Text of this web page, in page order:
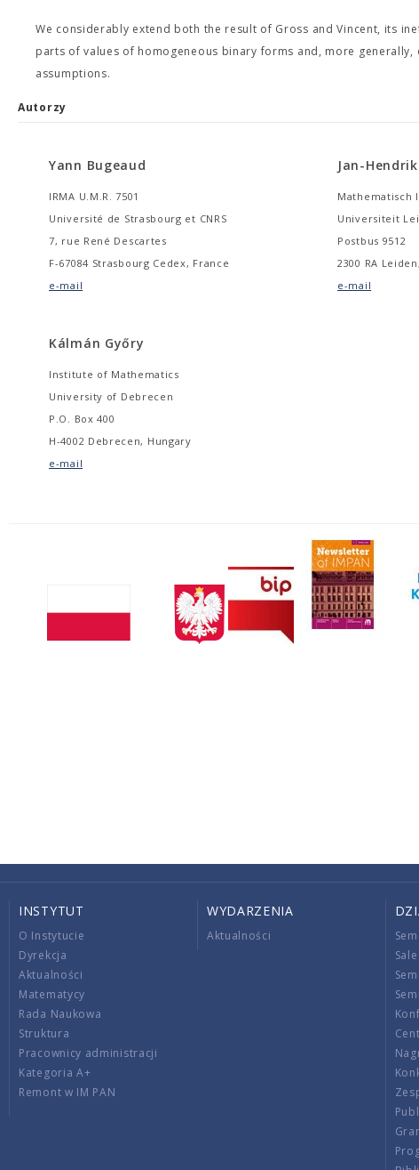
We considerably extend both the result of Gross and Vincent, its
parts of values of homogeneous binary forms and, more
assumptions.
Autorzy
Yann Bugeaud
IRMA U.M.R. 7501
Université de Strasbourg et CNRS
7, rue René Descartes
F-67084 Strasbourg Cedex, France
e-mail
Jan-
Mathematisch
Universiteit
Postbus 9512
2300 RA
e-mail
Kálmán Győry
Institute of Mathematics
University of Debrecen
P.O. Box 400
H-4002 Debrecen, Hungary
e-mail
INSTYTUT
O Instytucie
Dyrekcja
Aktualności
Matematycy
Rada Naukowa
Struktura
Pracownicy administracji
Kategoria A+
Remont w IM PAN
WYDARZENIA
Aktualności